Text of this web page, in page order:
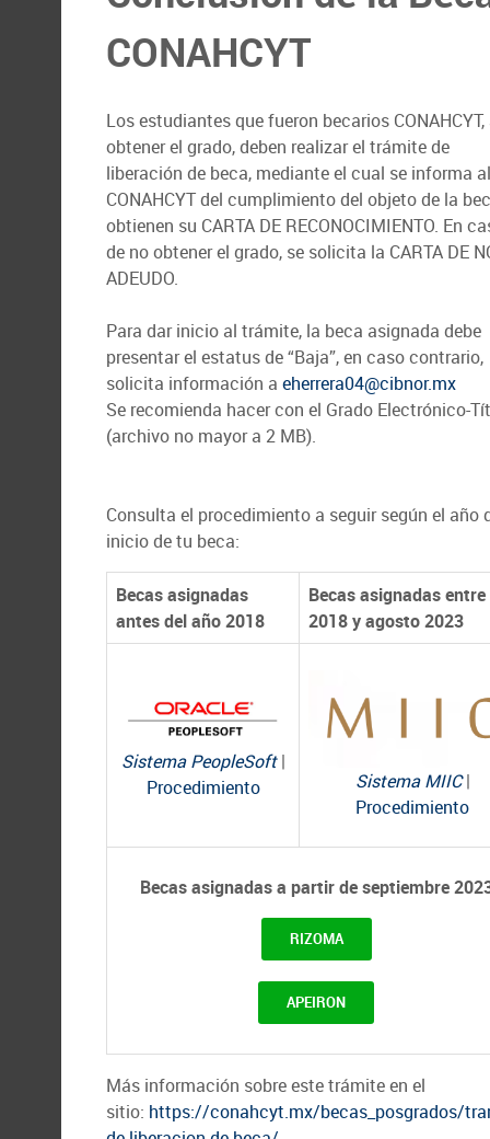
CONAHCYT
Los estudiantes que fueron becarios CONAHCYT,
obtener el grado, deben realizar el trámite de
liberación de beca, mediante el cual se informa al
CONAHCYT del cumplimiento del objeto de la
obtienen su CARTA DE RECONOCIMIENTO. En
de no obtener el grado, se solicita la CARTA DE
ADEUDO.
Para dar inicio al trámite, la beca asignada debe
presentar el estatus de “Baja”, en caso contrario,
solicita información a eherrera04@cibnor.mx
Se recomienda hacer con el Grado Electrónico-
(archivo no mayor a 2 MB).
Consulta el procedimiento a seguir según el año
inicio de tu beca:
Becas asignadas
antes del año 2018
Becas asignadas entre
2018 y agosto 2023
Sistema PeopleSoft|
Procedimiento
Sistema MIIC|
Procedimiento
Becas asignadas a partir de septiembre
RIZOMA
APEIRON
Más información sobre este trámite en el
sitio: https://conahcyt.mx/becas_posgrados/